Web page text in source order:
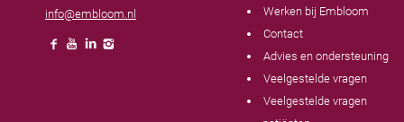
info@embloom.nl
Werken bij Embloom
Contact
Advies en ondersteuning
Veelgestelde vragen
Veelgestelde vragen